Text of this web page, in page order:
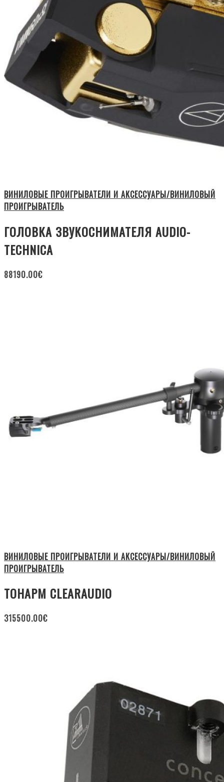
ВИНИЛОВЫЕ ПРОИГРЫВАТЕЛИ И АКСЕССУАРЫ/ВИНИЛОВЫЙ
ПРОИГРЫВАТЕЛЬ
ГОЛОВКА ЗВУКОСНИМАТЕЛЯ AUDIO-
TECHNICA
88190.00€
ВИНИЛОВЫЕ ПРОИГРЫВАТЕЛИ И АКСЕССУАРЫ/ВИНИЛОВЫЙ
ПРОИГРЫВАТЕЛЬ
ТОНАРМ CLEARAUDIO
315500.00€